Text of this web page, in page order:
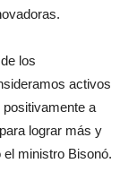
los
activos
a
lograr más y
el ministro Bisonó.